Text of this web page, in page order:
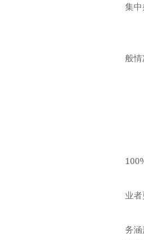
集中
般
业者
务